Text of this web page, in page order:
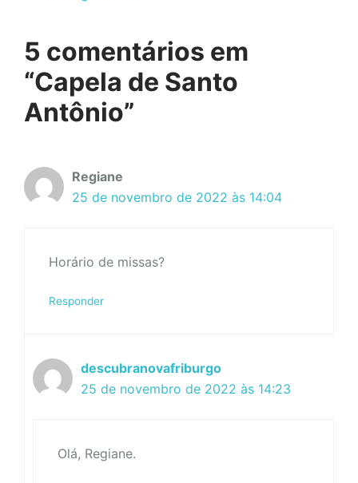
5 comentários em
“Capela de Santo
Antônio”
Regiane
25 de novembro de 2022 às 14:04
Horário de missas?
Responder
descubranovafriburgo
25 de novembro de 2022 às 14:23
Olá, Regiane.